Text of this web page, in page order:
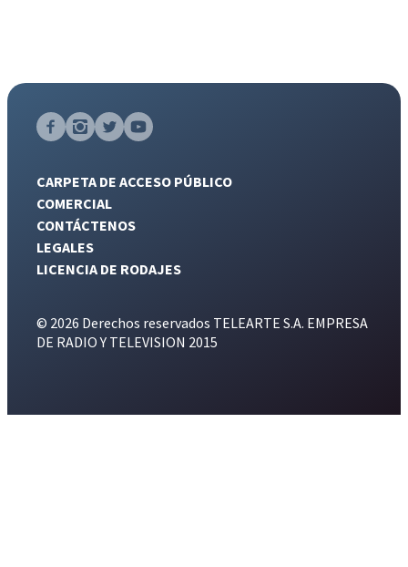
CARPETA DE ACCESO PÚBLICO
COMERCIAL
CONTÁCTENOS
LEGALES
LICENCIA DE RODAJES
© 2026 Derechos reservados TELEARTE S.A. EMPRESA
DE RADIO Y TELEVISION 2015